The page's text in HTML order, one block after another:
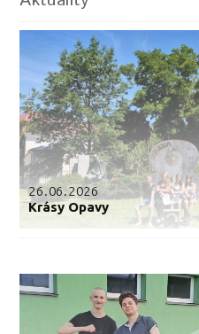
26.06.2026
Krásy Opavy